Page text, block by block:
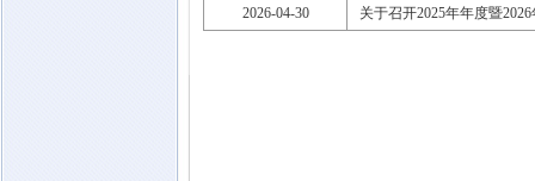
2026-04-30
关于召开2025年年度暨